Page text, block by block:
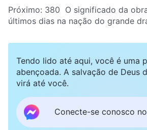
Próximo: 380 O significado da
últimos dias na nação do grande
Tendo lido até aqui, você é uma
abençoada. A salvação de Deus
virá até você.
Conecte-se conosco